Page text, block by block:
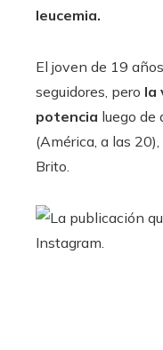
leucemia.
El joven de 19
seguidores, pero la
potencia luego de
(América, a las
Brito.